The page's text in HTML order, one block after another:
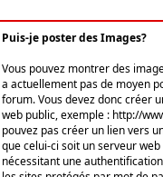
Puis-je poster des Images?
Vous pouvez montrer des
a actuellement pas de moyen
forum. Vous devez donc créer
web public, exemple : http://
pouvez pas créer un lien vers
que celui-ci soit un serveur
nécessitant une